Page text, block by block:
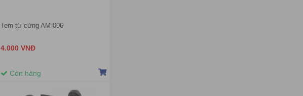
Tem từ cứng AM-006
4.000 VNĐ
Còn hàng